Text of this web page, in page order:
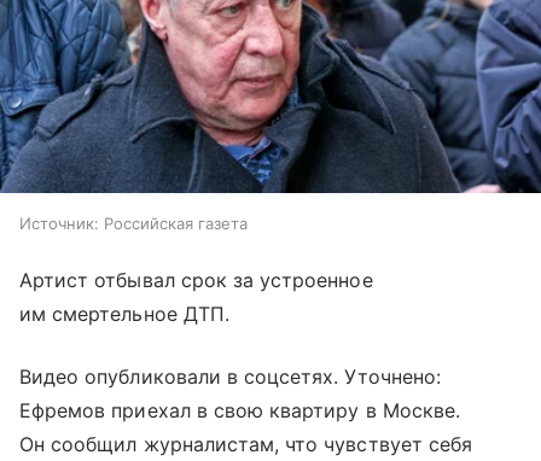
Источник: Российская газета
Артист отбывал срок за устроенное
им смертельное ДТП.
Видео опубликовали в соцсетях. Уточнено:
Ефремов приехал в свою квартиру в Москве.
Он сообщил журналистам, что чувствует себя